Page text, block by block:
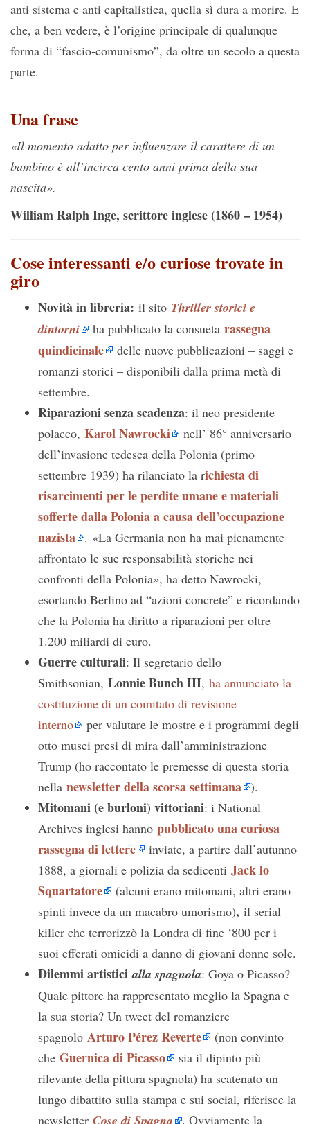
anti sistema e anti capitalistica, quella sì dura a morire. E
che, a ben vedere, è l’origine principale di qualunque
forma di “fascio-comunismo”, da oltre un secolo a questa
parte.
Una frase
«Il momento adatto per influenzare il carattere di un
bambino è all’incirca cento anni prima della sua
nascita».
William Ralph Inge, scrittore inglese (1860 – 1954)
Cose interessanti e/o curiose trovate in
giro
Novità in libreria: il sito Thriller storici e
dintorni
ha pubblicato la consueta rassegna
quindicinale
delle nuove pubblicazioni – saggi e
romanzi storici – disponibili dalla prima metà di
settembre.
Riparazioni senza scadenza: il neo presidente
polacco, Karol Nawrocki
nell’ 86° anniversario
dell’invasione tedesca della Polonia (primo
settembre 1939) ha rilanciato la richiesta di
risarcimenti per le perdite umane e materiali
sofferte dalla Polonia a causa dell’occupazione
nazista . «La Germania non ha mai pienamente
affrontato le sue responsabilità storiche nei
confronti della Polonia», ha detto Nawrocki,
esortando Berlino ad “azioni concrete” e ricordando
che la Polonia ha diritto a riparazioni per oltre
1.200 miliardi di euro.
Guerre culturali: Il segretario dello
Smithsonian, Lonnie Bunch III, ha annunciato la
costituzione di un comitato di revisione
interno
per valutare le mostre e i programmi degli
otto musei presi di mira dall’amministrazione
Trump (ho raccontato le premesse di questa storia
nella newsletter della scorsa settimana ).
Mitomani (e burloni) vittoriani: i National
Archives inglesi hanno pubblicato una curiosa
rassegna di lettere
inviate, a partire dall’autunno
1888, a giornali e polizia da sedicenti Jack lo
Squartatore
(alcuni erano mitomani, altri erano
spinti invece da un macabro umorismo), il serial
killer che terrorizzò la Londra di fine ‘800 per i
suoi efferati omicidi a danno di giovani donne sole.
Dilemmi artisticialla spagnola: Goya o Picasso?
Quale pittore ha rappresentato meglio la Spagna e
la sua storia? Un tweet del romanziere
spagnolo Arturo Pérez Reverte
(non convinto
che Guernica di Picasso
sia il dipinto più
rilevante della pittura spagnola) ha scatenato un
lungo dibattito sulla stampa e sui social, riferisce la
newsletter Cose di Spagna . Ovviamente la